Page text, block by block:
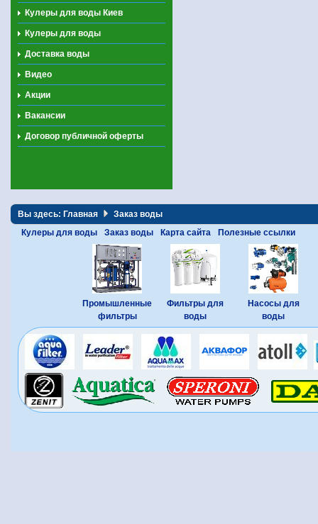
Кулеры для воды Киев
Кулеры для воды
Доставка воды
Видео
Акции
Вакансии
Договор публичной оферты
Вы здесь: Главная
Заказ воды
Кулеры для воды
Заказ воды Карта сайта Полезные ссылки
Промышленные
фильтры
Фильтры для
воды
Насосы для
воды